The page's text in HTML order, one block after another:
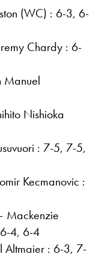
(WC) : 6-3, 6-
Chardy : 6-
Manuel
Nishioka
: 7-5, 7-5,
Kecmanovic :
Mackenzie
4, 6-4
Altmaier : 6-3, 7-